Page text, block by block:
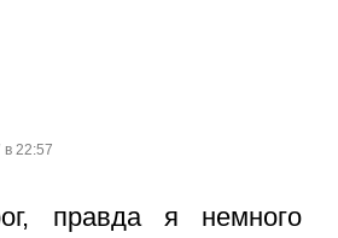
22:57
правда я немного